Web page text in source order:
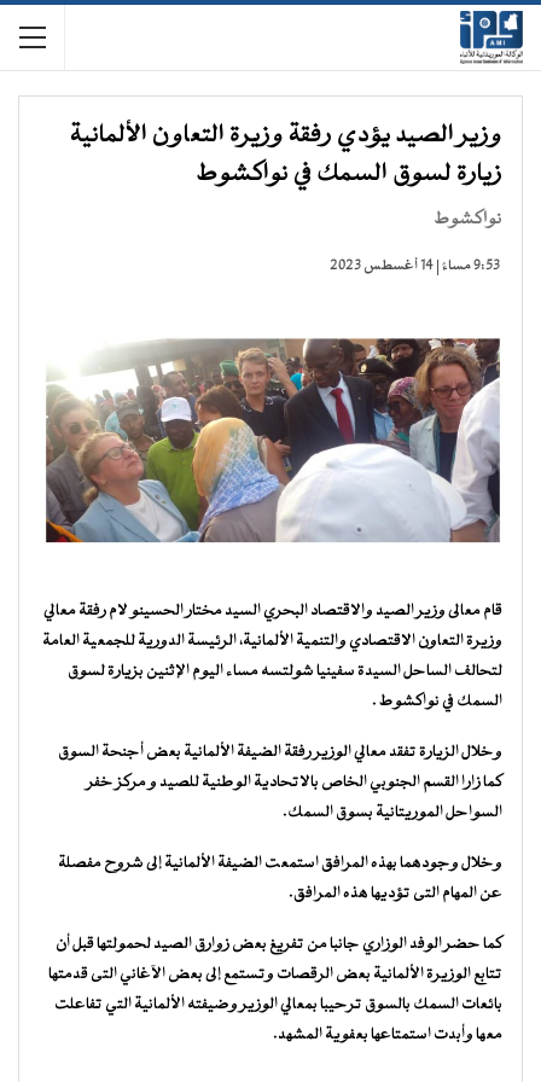
وزير الصيد يؤدي رفقة وزيرة التعاون الألمانية
زيارة لسوق السمك في نواكشوط
نواكشوط
9:53 مساءً | 14 أغسطس 2023
قام معالى وزير الصيد والاقتصاد البحري السيد مختار الحسينو لام رفقة معالي
وزيرة التعاون الاقتصادي والتنمية الألمانية، الرئيسة الدورية للجمعية العامة
لتحالف الساحل السيدة سفينيا شولتسه مساء اليوم الإثنين بزيارة لسوق
السمك في نواكشوط .
وخلال الزيارة تفقد معالي الوزير رفقة الضيفة الألمانية بعض أجنحة السوق
كما زارا القسم الجنوبي الخاص بالاتحادية الوطنية للصيد و مركز خفر
السواحل الموريتانية بسوق السمك.
وخلال وجودهما بهذه المرافق استمعت الضيفة الألمانية إلى شروح مفصلة
عن المهام التى تؤديها هذه المرافق.
كما حضر الوفد الوزاري جانبا من تفريغ بعض زوارق الصيد لحمولتها قبل أن
تتابع الوزيرة الألمانية بعض الرقصات وتستمع إلى بعض الآغاني التى قدمتها
بائعات السمك بالسوق ترحيبا بمعالي الوزير وضيفته الألمانية التي تفاعلت
معها وأبدت استمتاعها بعفوية المشهد.